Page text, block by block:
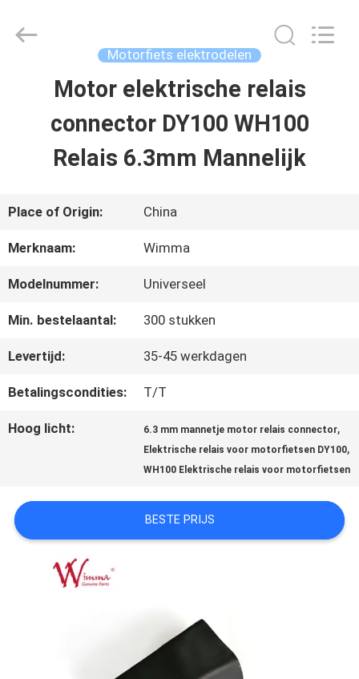
THUIS
PRODUCTEN
VIDEO'S
FABRIEKSTOCHT
VRAAG
EEN
Litron
Spare
Motorfiets elektrodelen
Motor elektrische relais
connector DY100 WH100
Relais 6.3mm Mannelijk
Place of Origin: China
Merknaam: Wimma
Modelnummer: Universeel
Min. bestelaantal: 300 stukken
Levertijd: 35-45 werkdagen
Betalingscondities: T/T
Hoog licht: 6.3 mm mannetje motor relais connector,
Elektrische relais voor motorfietsen DY100,
WH100 Elektrische relais voor motorfietsen
BESTE PRIJS